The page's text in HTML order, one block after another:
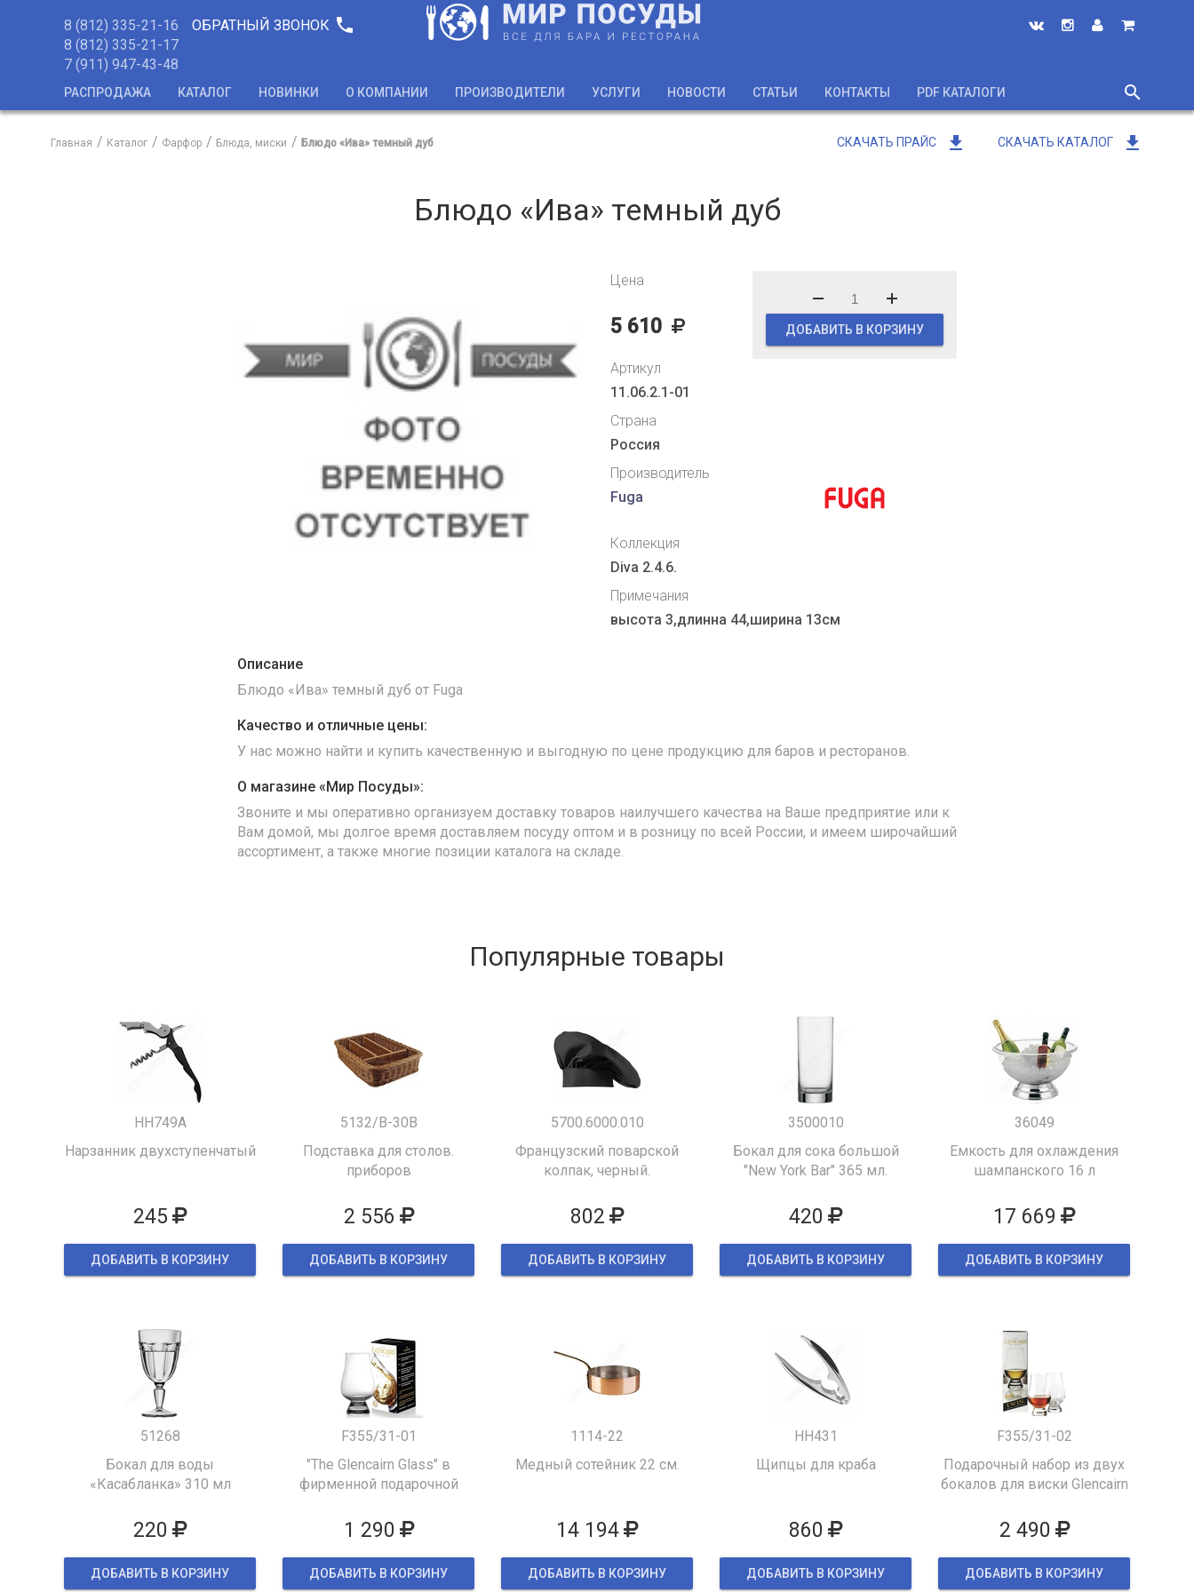
8 (812) 335-21-16
8 (812) 335-21-17
7 (911) 947-43-48
ОБРАТНЫЙ ЗВОНОК phone
РАСПРОДАЖА КАТАЛОГ НОВИНКИ О КОМПАНИИ ПРОИЗВОДИТЕЛИ УСЛУГИ НОВОСТИ СТАТЬИ КОНТАКТЫ PDF КАТАЛОГИ
search
close
СКАЧАТЬ ПРАЙС get_app СКАЧАТЬ КАТАЛОГ get_app
Главная Каталог Фарфор Блюда, миски Блюдо «Ива» темный дуб
Блюдо «Ива» темный дуб
Цена
5 610 ДОБАВИТЬ В КОРЗИНУ
Артикул
11.06.2.1-01
Страна
Россия
Производитель
Fuga
Коллекция
Diva 2.4.6.
Примечания
высота 3,длинна 44,ширина 13см
Описание
Блюдо «Ива» темный дуб от Fuga
Качество и отличные цены:
У нас можно найти и купить качественную и выгодную по цене продукцию для баров и ресторанов.
О магазине «Мир Посуды»:
Звоните и мы оперативно организуем доставку товаров наилучшего качества на Ваше предприятие или к
Вам домой, мы долгое время доставляем посуду оптом и в розницу по всей России, и имеем широчайший
ассортимент, а также многие позиции каталога на складе.
Популярные товары
HH749A
Нарзанник двухступенчатый
245
ДОБАВИТЬ В КОРЗИНУ
5132/B-30B
Подставка для столов.
приборов
2 556
ДОБАВИТЬ В КОРЗИНУ
5700.6000.010
Французский поварской
колпак, черный.
802
ДОБАВИТЬ В КОРЗИНУ
3500010
Бокал для сока большой
"New York Bar" 365 мл.
420
ДОБАВИТЬ В КОРЗИНУ
36049
Емкость для охлаждения
шампанского 16 л
17 669
ДОБАВИТЬ В КОРЗИНУ
51268
Бокал для воды
«Касабланка» 310 мл
220
ДОБАВИТЬ В КОРЗИНУ
F355/31-01
"The Glencairn Glass" в
фирменной подарочной
1 290
ДОБАВИТЬ В КОРЗИНУ
1114-22
Медный сотейник 22 см.
14 194
ДОБАВИТЬ В КОРЗИНУ
HH431
Щипцы для краба
860
ДОБАВИТЬ В КОРЗИНУ
F355/31-02
Подарочный набор из двух
бокалов для виски Glencairn
2 490
ДОБАВИТЬ В КОРЗИНУ